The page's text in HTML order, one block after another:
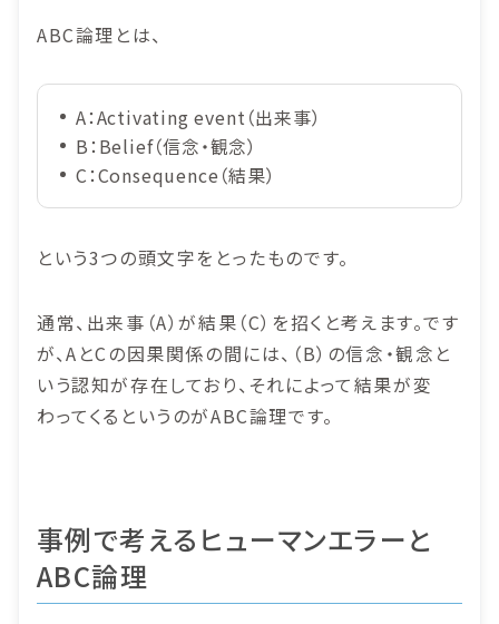
ABC論理とは、
A：Activating event（出来事）
B：Belief（信念・観念）
C：Consequence（結果）
という3つの頭文字をとったものです。
通常、出来事（A）が結果（C）を招くと考えます。です
が、AとCの因果関係の間には、（B）の信念・観念と
いう認知が存在しており、それによって結果が変
わってくるというのがABC論理です。
事例で考えるヒューマンエラーと
ABC論理